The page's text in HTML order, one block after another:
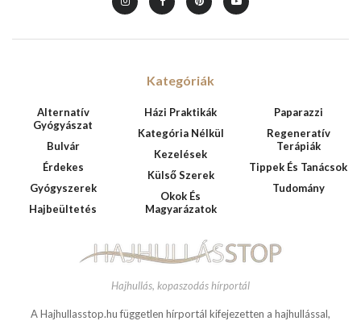
Kategóriák
Alternatív
Gyógyászat
Bulvár
Érdekes
Gyógyszerek
Hajbeültetés
Házi Praktikák
Kategória Nélkül
Kezelések
Külső Szerek
Okok És
Magyarázatok
Paparazzi
Regeneratív
Terápiák
Tippek És Tanácsok
Tudomány
Hajhullás, kopaszodás hírportál
A Hajhullasstop.hu független hírportál kifejezetten a hajhullással,